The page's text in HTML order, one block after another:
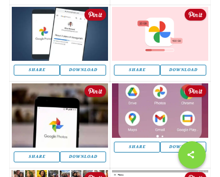
SHARE DOWNLOAD SHARE DOWNLOAD
SHARE DOWNLOAD
SHARE DOWNLOAD